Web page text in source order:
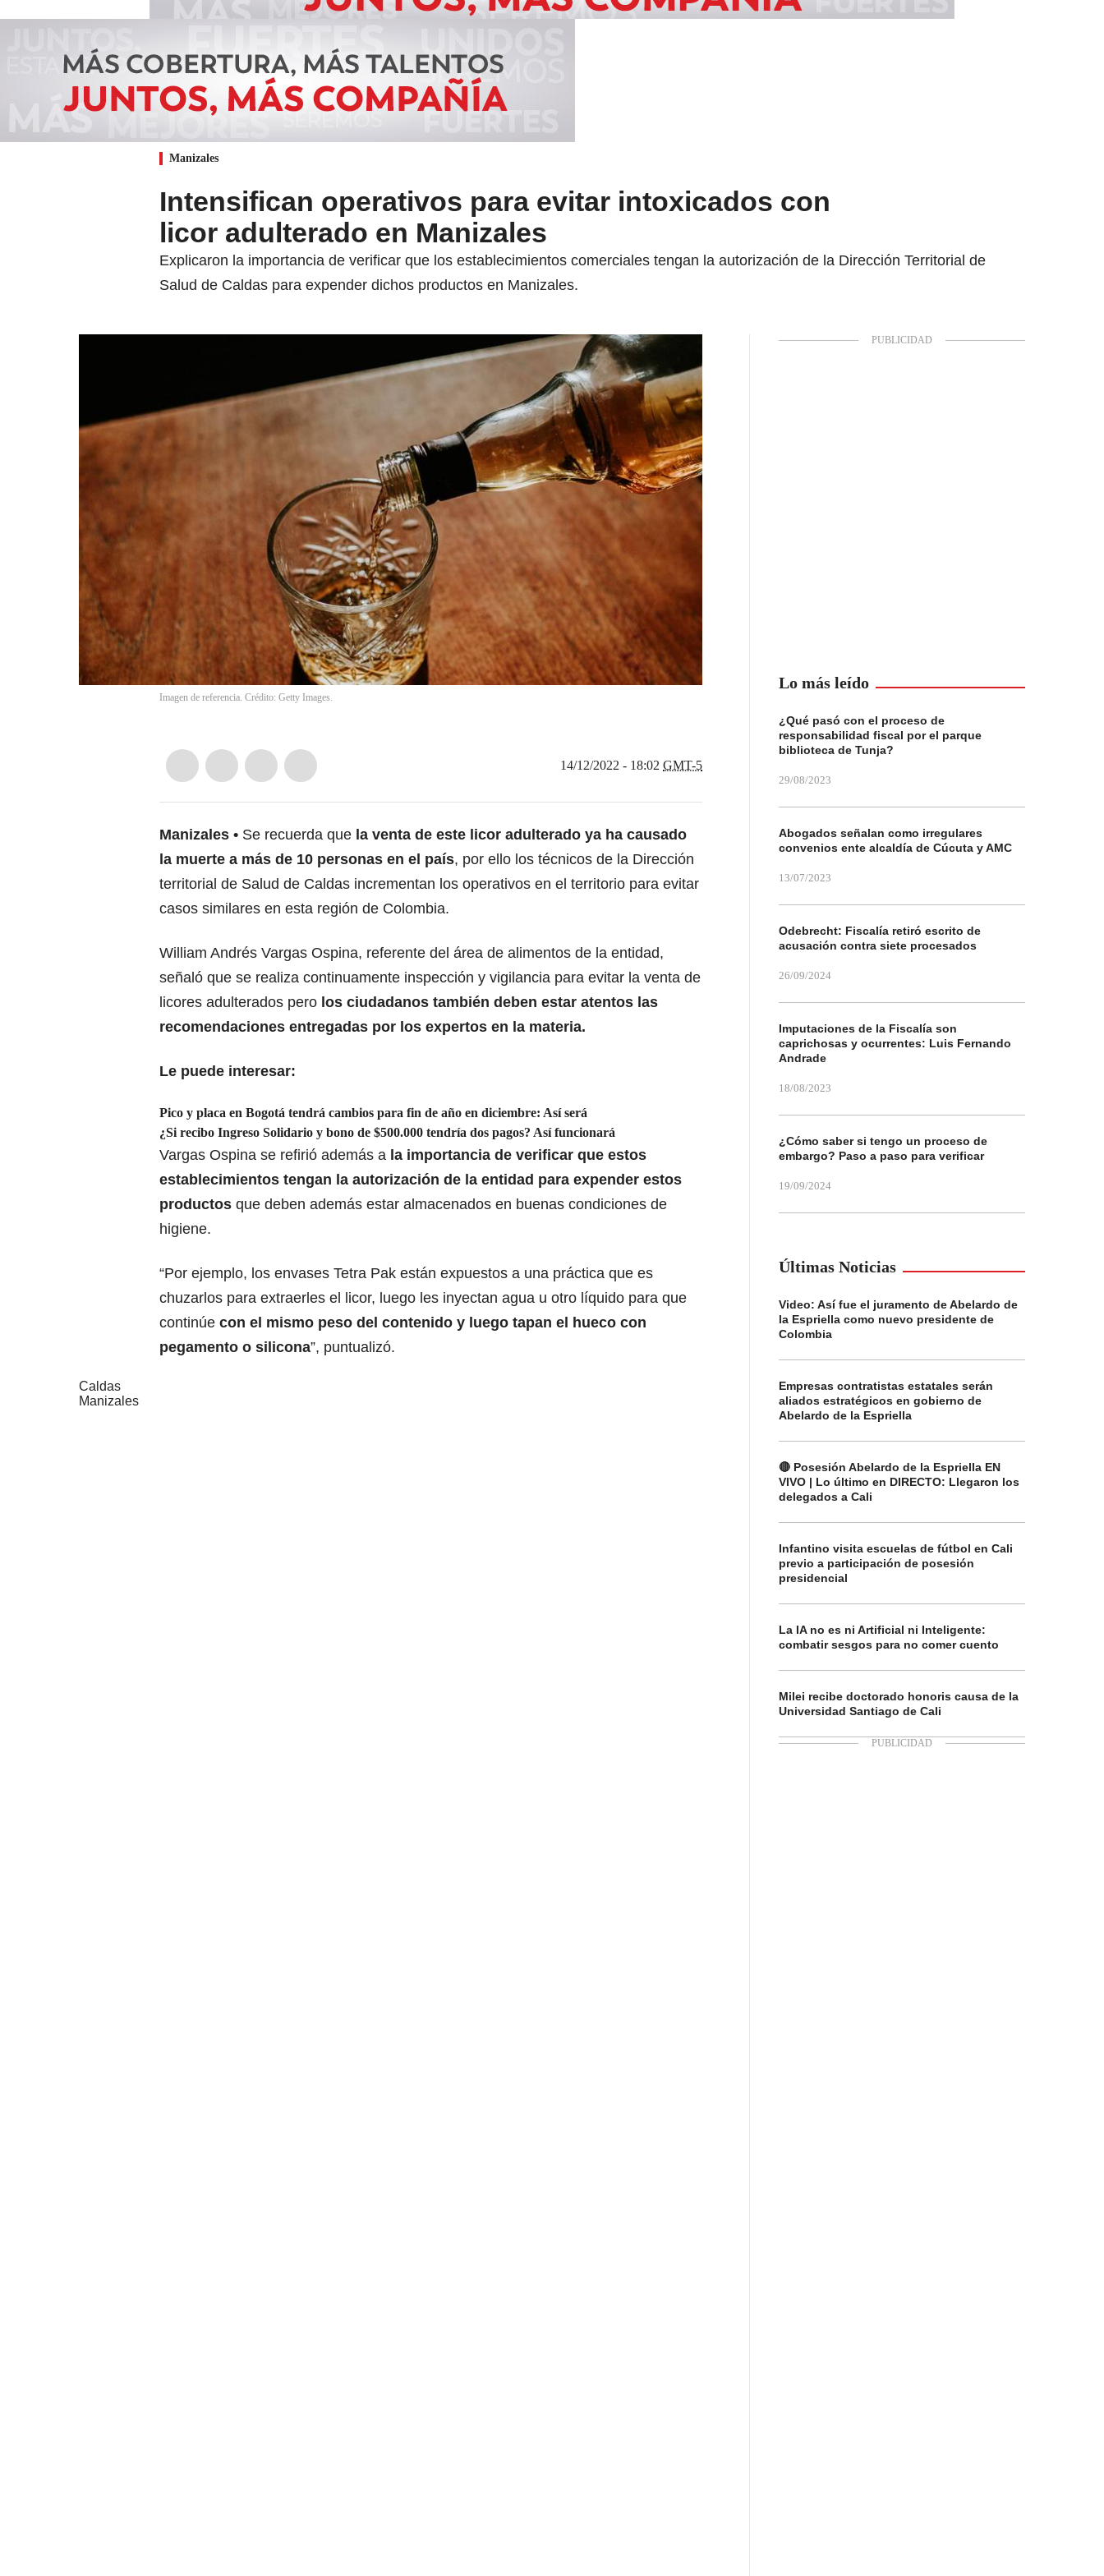
Manizales
Intensifican operativos para evitar intoxicados con
licor adulterado en Manizales
Explicaron la importancia de verificar que los establecimientos comerciales tengan la autorización de la Dirección Territorial de
Salud de Caldas para expender dichos productos en Manizales.
Imagen de referencia. Crédito: Getty Images.
14/12/2022 - 18:02 GMT-5
Manizales Se recuerda que la venta de este licor adulterado ya ha causado
la muerte a más de 10 personas en el país, por ello los técnicos de la Dirección
territorial de Salud de Caldas incrementan los operativos en el territorio para evitar
casos similares en esta región de Colombia.
William Andrés Vargas Ospina, referente del área de alimentos de la entidad,
señaló que se realiza continuamente inspección y vigilancia para evitar la venta de
licores adulterados pero los ciudadanos también deben estar atentos las
recomendaciones entregadas por los expertos en la materia.
Le puede interesar:
Pico y placa en Bogotá tendrá cambios para fin de año en diciembre: Así será
¿Si recibo Ingreso Solidario y bono de $500.000 tendría dos pagos? Así funcionará
Vargas Ospina se refirió además a la importancia de verificar que estos
establecimientos tengan la autorización de la entidad para expender estos
productos que deben además estar almacenados en buenas condiciones de
higiene.
“Por ejemplo, los envases Tetra Pak están expuestos a una práctica que es
chuzarlos para extraerles el licor, luego les inyectan agua u otro líquido para que
continúe con el mismo peso del contenido y luego tapan el hueco con
pegamento o silicona”, puntualizó.
Caldas
Manizales
Lo más leído
¿Qué pasó con el proceso de
responsabilidad fiscal por el parque
biblioteca de Tunja?
29/08/2023
Abogados señalan como irregulares
convenios ente alcaldía de Cúcuta y AMC
13/07/2023
Odebrecht: Fiscalía retiró escrito de
acusación contra siete procesados
26/09/2024
Imputaciones de la Fiscalía son
caprichosas y ocurrentes: Luis Fernando
Andrade
18/08/2023
¿Cómo saber si tengo un proceso de
embargo? Paso a paso para verificar
19/09/2024
Últimas Noticias
Video: Así fue el juramento de Abelardo de
la Espriella como nuevo presidente de
Colombia
Empresas contratistas estatales serán
aliados estratégicos en gobierno de
Abelardo de la Espriella
🔴 Posesión Abelardo de la Espriella EN
VIVO | Lo último en DIRECTO: Llegaron los
delegados a Cali
Infantino visita escuelas de fútbol en Cali
previo a participación de posesión
presidencial
La IA no es ni Artificial ni Inteligente:
combatir sesgos para no comer cuento
Milei recibe doctorado honoris causa de la
Universidad Santiago de Cali